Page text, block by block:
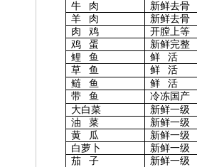
牛 肉
新鲜去骨
羊 肉
新鲜去骨
肉 鸡
开膛上等
鸡 蛋
新鲜完整
鲤 鱼
鲜 活
草 鱼
鲜 活
鲢 鱼
鲜 活
带 鱼
冷冻国产
大白菜
新鲜一级
油 菜
新鲜一级
黄 瓜
新鲜一级
白萝卜
新鲜一级
茄 子
新鲜一级